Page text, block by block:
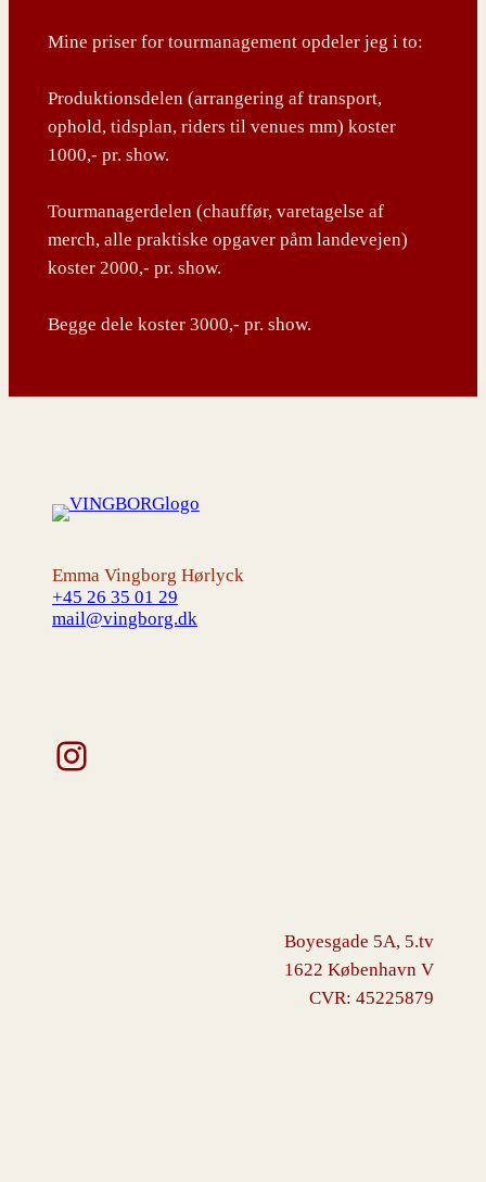
Mine priser for tourmanagement opdeler jeg i to:
Produktionsdelen (arrangering af transport,
ophold, tidsplan, riders til venues mm) koster
1000,- pr. show.
Tourmanagerdelen (chauffør, varetagelse af
merch, alle praktiske opgaver påm landevejen)
koster 2000,- pr. show.
Begge dele koster 3000,- pr. show.
Emma Vingborg Hørlyck
+45 26 35 01 29
mail@vingborg.dk
Instagram
Boyesgade 5A, 5.tv
1622 København V
CVR: 45225879